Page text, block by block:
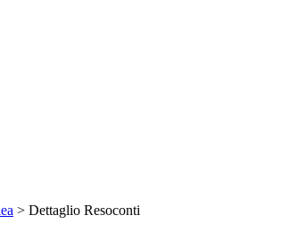
> Dettaglio Resoconti